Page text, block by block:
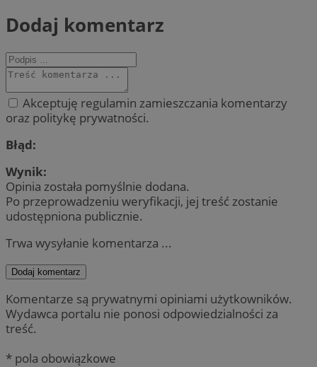
Dodaj komentarz
Akceptuję regulamin zamieszczania komentarzy
oraz politykę prywatności.
Błąd:
Wynik:
Opinia została pomyślnie dodana.
Po przeprowadzeniu weryfikacji, jej treść zostanie
udostępniona publicznie.
Trwa wysyłanie komentarza ...
Dodaj komentarz
Komentarze są prywatnymi opiniami użytkowników.
Wydawca portalu nie ponosi odpowiedzialności za
treść.
* pola obowiązkowe